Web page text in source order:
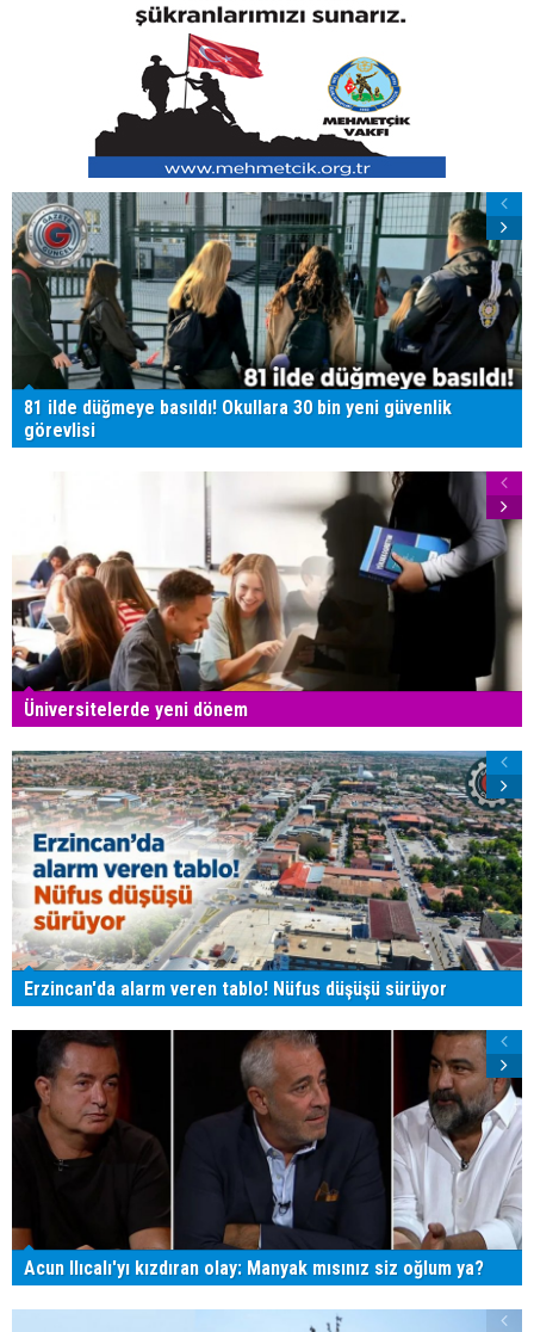
81 ilde düğmeye basıldı! Okullara 30 bin yeni güvenlik
görevlisi
Üniversitelerde yeni dönem
Erzincan'da alarm veren tablo! Nüfus düşüşü sürüyor
Acun Ilıcalı'yı kızdıran olay: Manyak mısınız siz oğlum ya?